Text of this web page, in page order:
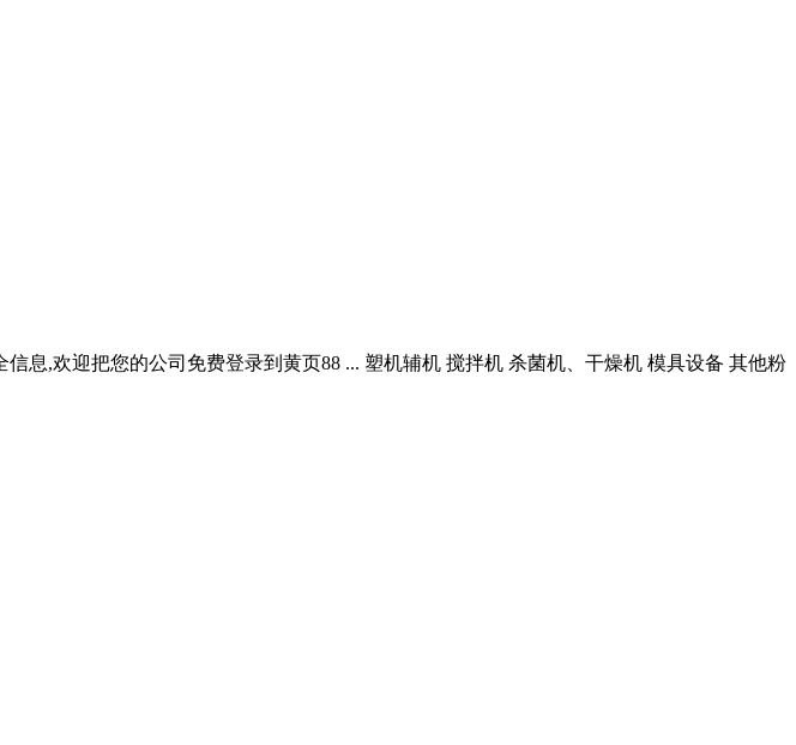
息,欢迎把您的公司免费登录到黄页88 ... 塑机辅机 搅拌机 杀菌机、干燥机 模具设备 其他粉